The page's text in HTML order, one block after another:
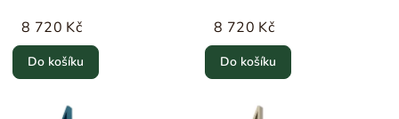
8 720 Kč
Do košíku
8 720 Kč
Do košíku